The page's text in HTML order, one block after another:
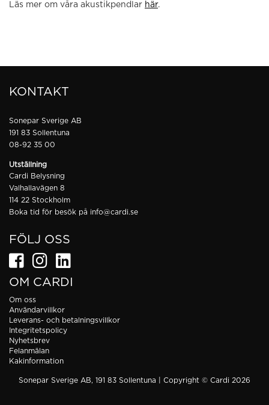
Läs mer om våra akustikpendlar här.
KONTAKT
Sonepar Sverige AB
191 83 Sollentuna
08-92 35 00
Utställning
Cardi Belysning
Valhallavägen 8
114 22 Stockholm
Boka tid för besök på info@cardi.se
FÖLJ OSS
OM CARDI
Om oss
Användarvillkor
Leverans- och betalningsvillkor
Integritetspolicy
Nyhetsbrev
Felanmälan
Kakinformation
Sonepar Sverige AB, 191 83 Sollentuna | Copyright © Cardi 2026